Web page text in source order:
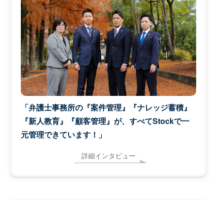
「弁護士事務所の『案件管理』『ナレッジ蓄積』
『新人教育』『顧客管理』が、すべてStockで一
元管理できています！」
詳細インタビュー